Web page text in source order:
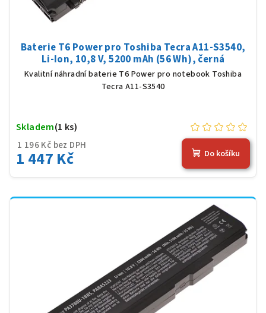
Baterie T6 Power pro Toshiba Tecra A11-S3540,
Li-Ion, 10,8 V, 5200 mAh (56 Wh), černá
Kvalitní náhradní baterie T6 Power pro notebook Toshiba
Tecra A11-S3540
1 196 Kč bez DPH
1 447 Kč
Skladem(1 ks)
Do košíku